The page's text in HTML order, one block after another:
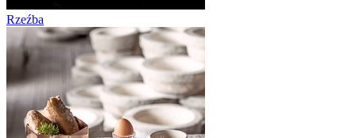
Rzeźba